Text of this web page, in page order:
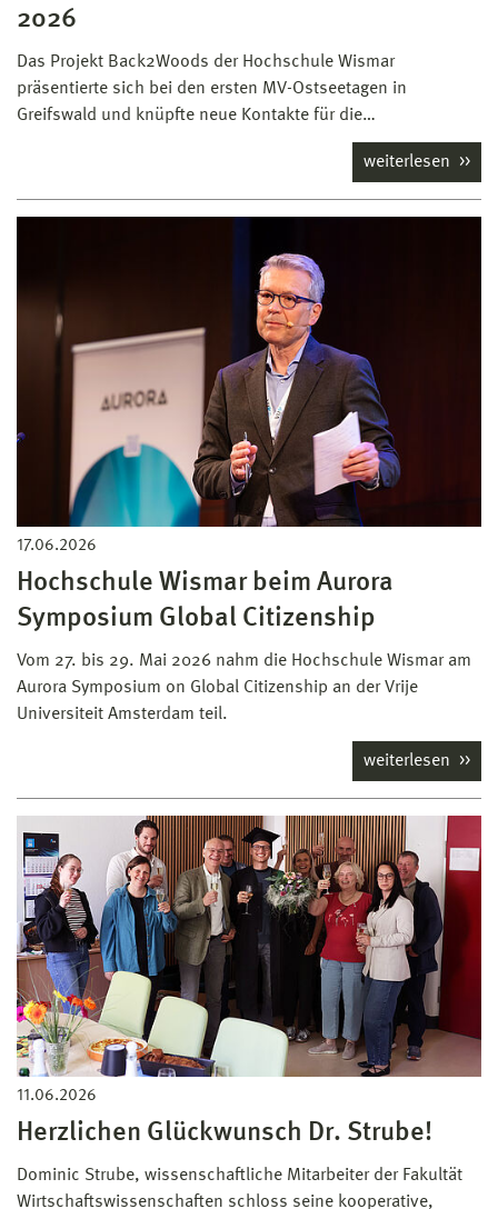
2026
Das Projekt Back2Woods der Hochschule Wismar
präsentierte sich bei den ersten MV-Ostseetagen in
Greifswald und knüpfte neue Kontakte für die…
weiterlesen
17.06.2026
Hochschule Wismar beim Aurora
Symposium Global Citizenship
Vom 27. bis 29. Mai 2026 nahm die Hochschule Wismar am
Aurora Symposium on Global Citizenship an der Vrije
Universiteit Amsterdam teil.
weiterlesen
11.06.2026
Herzlichen Glückwunsch Dr. Strube!
Dominic Strube, wissenschaftliche Mitarbeiter der Fakultät
Wirtschaftswissenschaften schloss seine kooperative,